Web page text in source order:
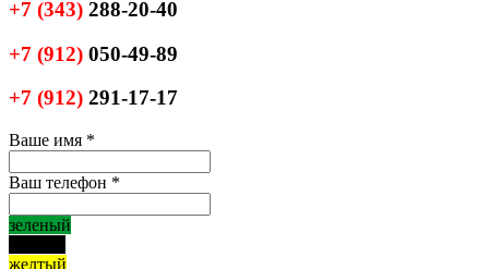
+7 (343) 288-20-40
+7 (912) 050-49-89
+7 (912) 291-17-17
Ваше имя *
Ваш телефон *
зеленый
желтый